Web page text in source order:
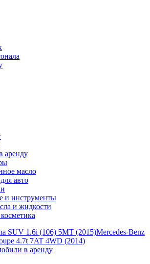
аренду
масло
авто
и инструменты
и жидкости
SUV 1.6i (106) 5MT (2015)Mercedes-Benz
4.7t 7AT 4WD (2014)
в аренду